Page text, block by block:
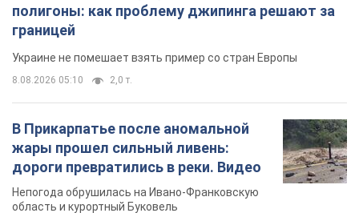
дороги превратились в реки. Видео
Непогода обрушилась на Ивано-Франковскую
Женщине начислили 729 тыс. грн
долга за газ из-за показаний
неисправного счетчика: судья
вынес неожиданное решение
6 часов назад 30,8 т.